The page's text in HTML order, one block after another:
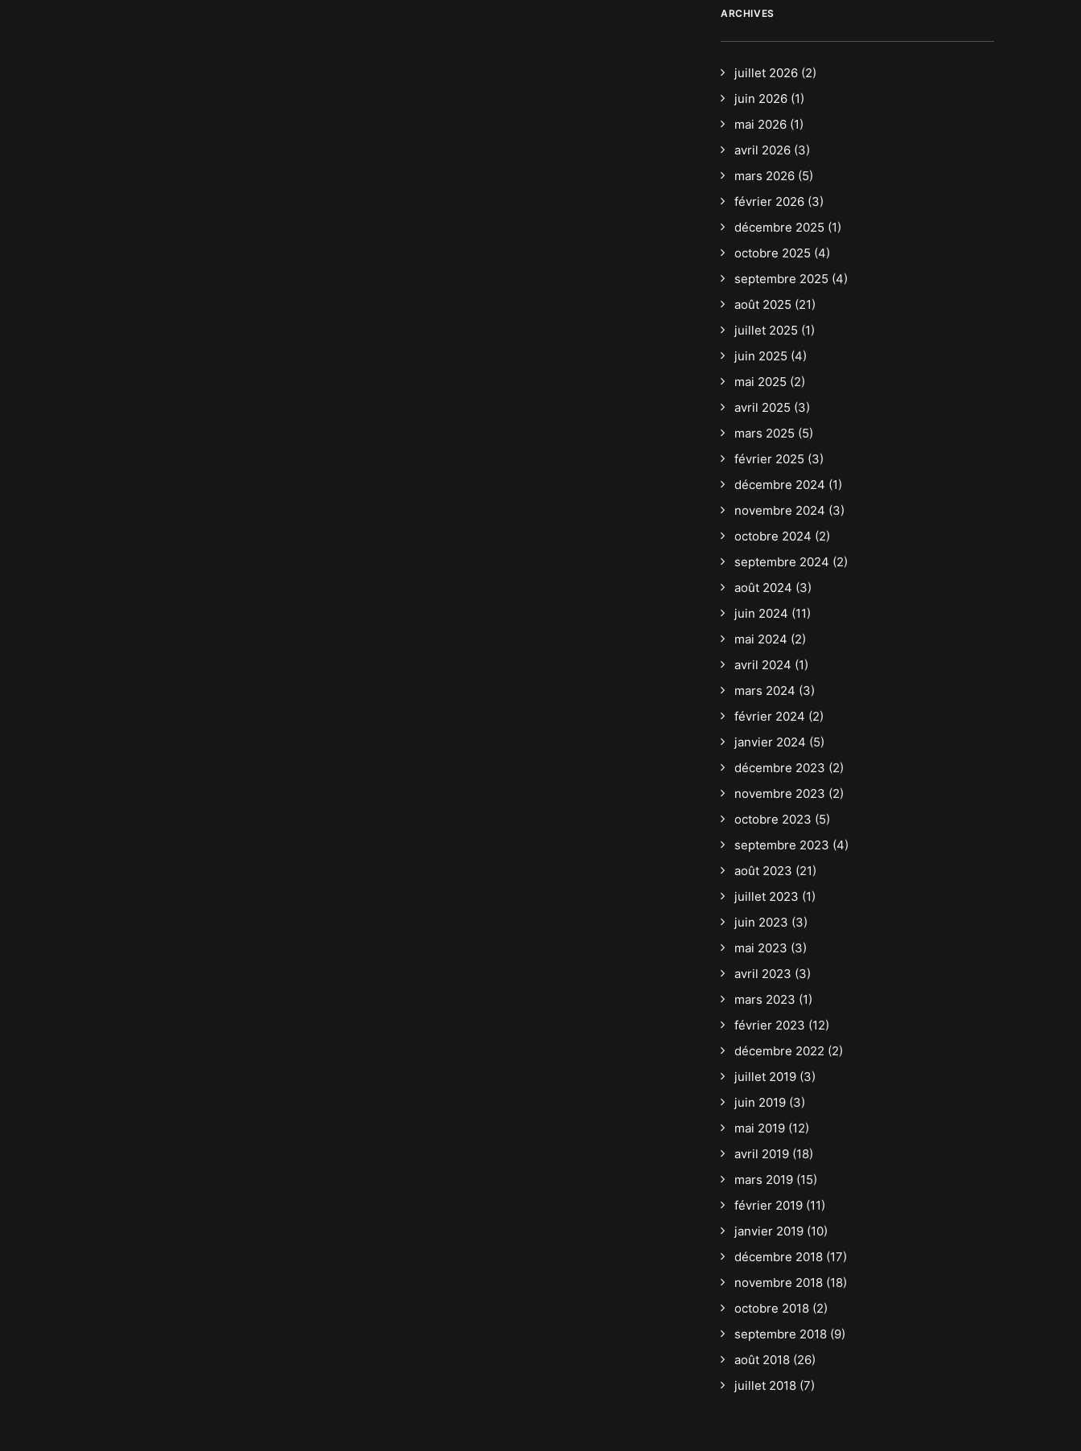
ARCHIVES
juillet 2026 (2)
juin 2026 (1)
mai 2026 (1)
avril 2026 (3)
mars 2026 (5)
février 2026 (3)
décembre 2025 (1)
octobre 2025 (4)
septembre 2025 (4)
août 2025 (21)
juillet 2025 (1)
juin 2025 (4)
mai 2025 (2)
avril 2025 (3)
mars 2025 (5)
février 2025 (3)
décembre 2024 (1)
novembre 2024 (3)
octobre 2024 (2)
septembre 2024 (2)
août 2024 (3)
juin 2024 (11)
mai 2024 (2)
avril 2024 (1)
mars 2024 (3)
février 2024 (2)
janvier 2024 (5)
décembre 2023 (2)
novembre 2023 (2)
octobre 2023 (5)
septembre 2023 (4)
août 2023 (21)
juillet 2023 (1)
juin 2023 (3)
mai 2023 (3)
avril 2023 (3)
mars 2023 (1)
février 2023 (12)
décembre 2022 (2)
juillet 2019 (3)
juin 2019 (3)
mai 2019 (12)
avril 2019 (18)
mars 2019 (15)
février 2019 (11)
janvier 2019 (10)
décembre 2018 (17)
novembre 2018 (18)
octobre 2018 (2)
septembre 2018 (9)
août 2018 (26)
juillet 2018 (7)